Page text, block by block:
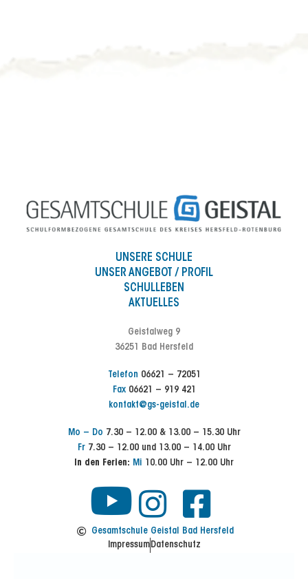
UNSERE SCHULE
UNSER ANGEBOT / PROFIL
SCHULLEBEN
AKTUELLES
Geistalweg 9
36251 Bad Hersfeld
Telefon 06621 – 72051
Fax06621 – 919 421
kontakt@gs-geistal.de
Mo – Do 7.30 – 12.00 & 13.00 – 15.30 Uhr
Fr7.30 – 12.00 und 13.00 – 14.00 Uhr
In den Ferien: Mi 10.00 Uhr – 12.00 Uhr
Y
o
I
n
F
a
Gesamtschule Geistal Bad Hersfeld
Impressum Datenschutz